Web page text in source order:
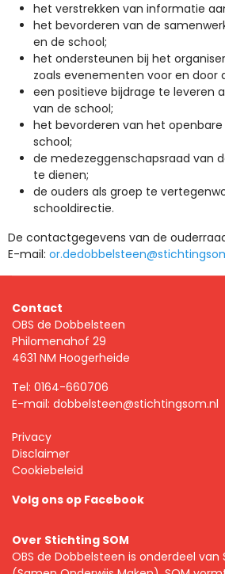
het verstrekken van informatie
het bevorderen van de
en de school;
het ondersteunen bij het
zoals evenementen voor en door
een positieve bijdrage te leveren
van de school;
het bevorderen van het
school;
de medezeggenschapsraad van
te dienen;
de ouders als groep te
schooldirectie.
De contactgegevens van de
E-mail:
Contact
OBS de Dobbelsteen
Philomenahof 29
4631 NM Hoogerheide
Tel: 0164-660706
E-mail: dobbelsteen@stichtingsom.nl
Privacy
Disclaimer
Cookiebeleid
Volg ons op Facebook
Over Stichting SOM
OBS de Dobbelsteen is onderdeel van